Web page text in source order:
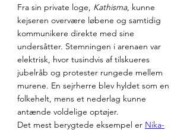
Fra sin private loge, Kathisma, kunne
kejseren overvære løbene og samtidig
kommunikere direkte med sine
undersåtter. Stemningen i arenaen var
elektrisk, hvor tusindvis af tilskueres
jubelråb og protester rungede mellem
murene. En sejrherre blev hyldet som en
folkehelt, mens et nederlag kunne
antænde voldelige optøjer.
Det mest berygtede eksempel er Nika-